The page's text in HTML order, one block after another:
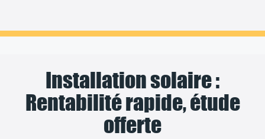
Installation solaire :
Rentabilité rapide, étude
offerte